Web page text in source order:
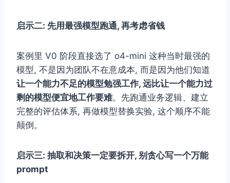
启示二: 先用最强模型跑通, 再考虑省钱
案例里 V0 阶段直接选了 o4-mini 这种当时最强的
模型, 不是因为团队不在意成本, 而是因为他们知道
让一个能力不足的模型勉强工作, 远比让一个能力过
剩的模型便宜地工作要难。先跑通业务逻辑、建立
完整的评估体系, 再做模型替换实验, 这个顺序不能
颠倒。
启示三: 抽取和决策一定要拆开, 别贪心写一个万能
prompt